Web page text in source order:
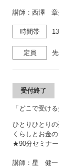
講師：西澤 章
時間帯
定員
受付終了
「どこで受け
ひとりひとり
くらしとお金
★90分セミナー
講師：星 健一